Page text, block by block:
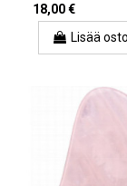
18,00 €
Lisää